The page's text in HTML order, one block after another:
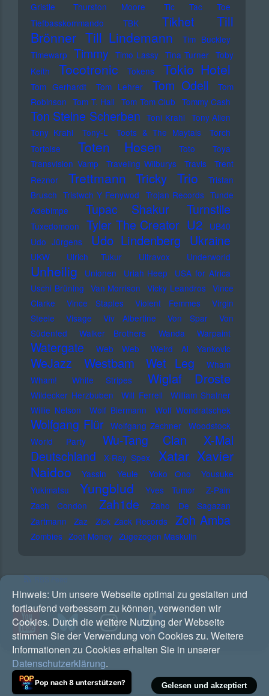
Gristle
Thurston Moore
Tic Tac Toe
Tiefbasskommando TBK
Tikhet
Till
Brönner Till Lindemann
Tim Buckley
Timewarp Timmy Timo Lassy Tina Turner Toby
Keith
Tocotronic Tokens Tokio Hotel
Tom Gerhardt Tom Lehrer Tom Odell
Tom
Robinson Tom T. Hall Tom Tom Club Tommy Cash
Ton Steine Scherben Toni Krahl Tony Allen
Tony Krahl
Tony-L Toots & The Maytals
Torch
Tortoise
Toten Hosen Toto
Toya
Transvision Vamp
Traveling Wilburys Travis
Trent
Reznor
Trettmann Tricky Trio
Tristan
Brusch Tristwch Y Fenywod Trojan Records Tunde
Adebimpe
Tupac Shakur Turnstile
Tuxedomoon Tyler The Creator U2
UB40
Udo Jürgens
Udo Lindenberg Ukraine
UKW Ulrich Tukur Ultravox Underworld
Unheilig Unionen Uriah Heep
USA for Africa
Uschi Brüning Van Morrison Vicky Leandros Vince
Clarke
Vince Staples Violent Femmes
Virgin
Steele
Visage Viv Albertine Von Spar
Von
Südenfed
Walker Brothers Wanda Warpaint
Watergate Web Web Weird Al Yankovic
WeJazz Westbam Wet Leg
Wham
Wham!
White Stripes Wiglaf Droste
Wildecker Herzbuben Will Ferrell
William Shatner
Willie Nelson
Wolf Biermann Wolf Wondratschek
Wolfgang Flür Wolfgang Zechner
Woodstock
World Party
Wu-Tang Clan
X-Mal
Deutschland
X-Ray Spex Xatar Xavier
Naidoo
Yassin Yeule Yoko Ono
Yousuke
Yukimatsu
Yungblud Yves Tumor
Z-Pain
Zach Condon
Zah1de
Zaho De Sagazan
Zartmann
Zaz Zick Zack Records Zoh Amba
Zombies Zoot Money Zugezogen Maskulin
Hinweis: Um unsere Webseite optimal zu gestalten und
fortlaufend verbessern zu können, verwenden wir
Cookies. Durch die weitere Nutzung der Webseite
stimmen Sie der Verwendung von Cookies zu. Weitere
Informationen zu Cookies erhalten Sie in unserer
Datenschutzerklärung.
Gelesen und akzeptiert
Pop nach 8 unterstützen?